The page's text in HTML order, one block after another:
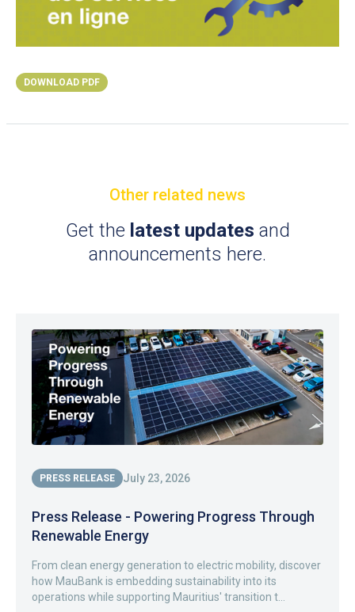
DOWNLOAD PDF
Other related news
Get the latest updates and
announcements here.
PRESS RELEASE July 23, 2026
Press Release - Powering Progress Through
Renewable Energy
From clean energy generation to electric mobility, discover
how MauBank is embedding sustainability into its
operations while supporting Mauritius' transition t...